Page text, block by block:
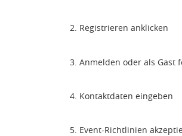
2. Registrieren anklicken
3. Anmelden oder als Gast
4. Kontaktdaten eingeben
5. Event-Richtlinien